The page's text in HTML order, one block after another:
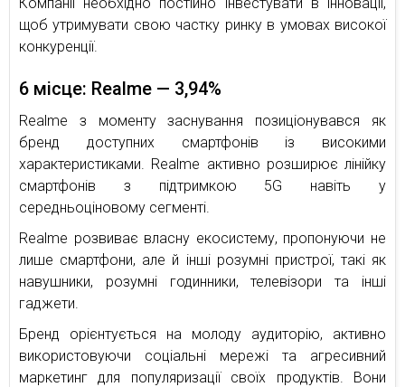
щоб утримувати свою частку ринку в умовах високої
конкуренції.
6 місце: Realme — 3,94%
Realme з моменту заснування позиціонувався як
бренд доступних смартфонів із високими
характеристиками. Realme активно розширює лінійку
смартфонів з підтримкою 5G навіть у
середньоціновому сегменті.
Realme розвиває власну екосистему, пропонуючи не
лише смартфони, але й інші розумні пристрої, такі як
навушники, розумні годинники, телевізори та інші
гаджети.
Бренд орієнтується на молоду аудиторію, активно
використовуючи соціальні мережі та агресивний
маркетинг для популяризації своїх продуктів. Вони